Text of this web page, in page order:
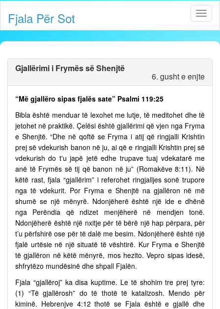
Fjala Për Sot
Gjallërimi i Frymës së Shenjtë
6. gusht e enjte
“Më gjallëro sipas fjalës sate” Psalmi 119:25
Bibla është menduar të lexohet me lutje, të meditohet dhe të
jetohet në praktikë. Çelësi është gjallërimi që vjen nga Fryma
e Shenjtë. “Dhe në qoftë se Fryma i atij që ringjalli Krishtin
prej së vdekurish banon në ju, ai që e ringjalli Krishtin prej së
vdekurish do t'u japë jetë edhe trupave tuaj vdekatarë me
anë të Frymës së tij që banon në ju” (Romakëve 8:11). Në
këtë rast, fjala “gjallërim” i referohet ringjalljes sonë trupore
nga të vdekurit. Por Fryma e Shenjtë na gjallëron në më
shumë se një mënyrë. Ndonjëherë është një ide e dhënë
nga Perëndia që ndizet menjëherë në mendjen tonë.
Ndonjëherë është një nxitje për të bërë një hap përpara, për
t’u përfshirë ose për të dalë me besim. Ndonjëherë është një
fjalë urtësie në një situatë të vështirë. Kur Fryma e Shenjtë
të gjallëron në këtë mënyrë, mos hezito. Vepro sipas idesë,
shfrytëzo mundësinë dhe shpall Fjalën.
Fjala “gjallëroj” ka disa kuptime. Le të shohim tre prej tyre:
(1) “Të gjallërosh” do të thotë të katalizosh. Mendo për
kiminë. Hebrenjve 4:12 thotë se Fjala është e gjallë dhe